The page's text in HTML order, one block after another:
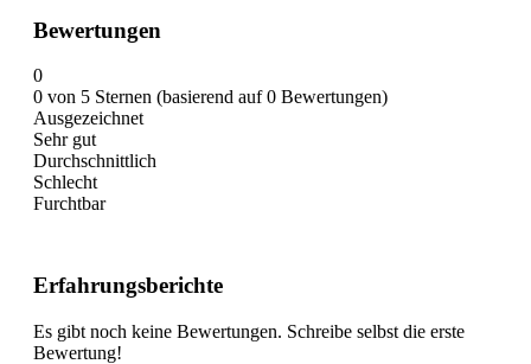
Bewertungen
0
0 von 5 Sternen (basierend auf 0 Bewertungen)
Ausgezeichnet
Sehr gut
Durchschnittlich
Schlecht
Furchtbar
Erfahrungsberichte
Es gibt noch keine Bewertungen. Schreibe selbst die erste
Bewertung!